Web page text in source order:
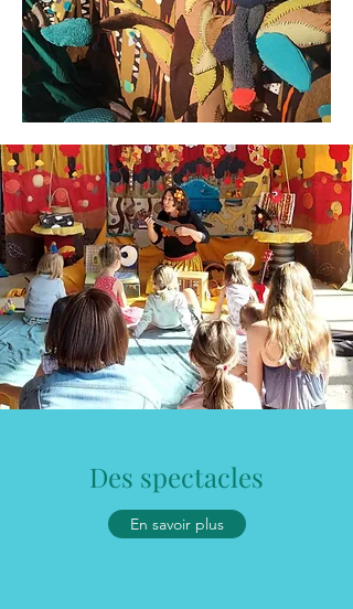
Des spectacles
En savoir plus